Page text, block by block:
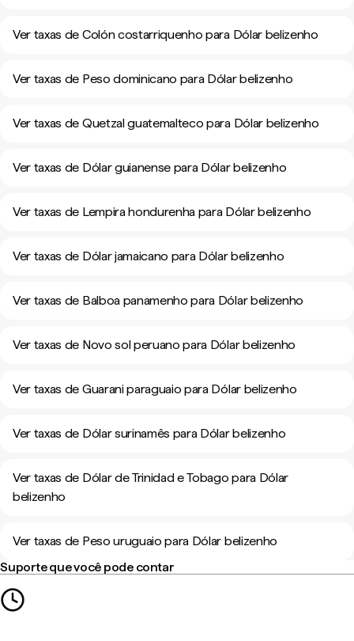
Ver taxas de Colón costarriquenho para Dólar belizenho
Ver taxas de Peso dominicano para Dólar belizenho
Ver taxas de Quetzal guatemalteco para Dólar belizenho
Ver taxas de Dólar guianense para Dólar belizenho
Ver taxas de Lempira hondurenha para Dólar belizenho
Ver taxas de Dólar jamaicano para Dólar belizenho
Ver taxas de Balboa panamenho para Dólar belizenho
Ver taxas de Novo sol peruano para Dólar belizenho
Ver taxas de Guarani paraguaio para Dólar belizenho
Ver taxas de Dólar surinamês para Dólar belizenho
Ver taxas de Dólar de Trinidad e Tobago para Dólar
belizenho
Ver taxas de Peso uruguaio para Dólar belizenho
Suporte que você pode contar